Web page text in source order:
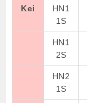
Kei
HN1
1S
HN1
2S
HN2
1S